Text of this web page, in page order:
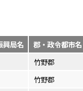
興局名
郡・政令都市名
竹野郡
竹野郡